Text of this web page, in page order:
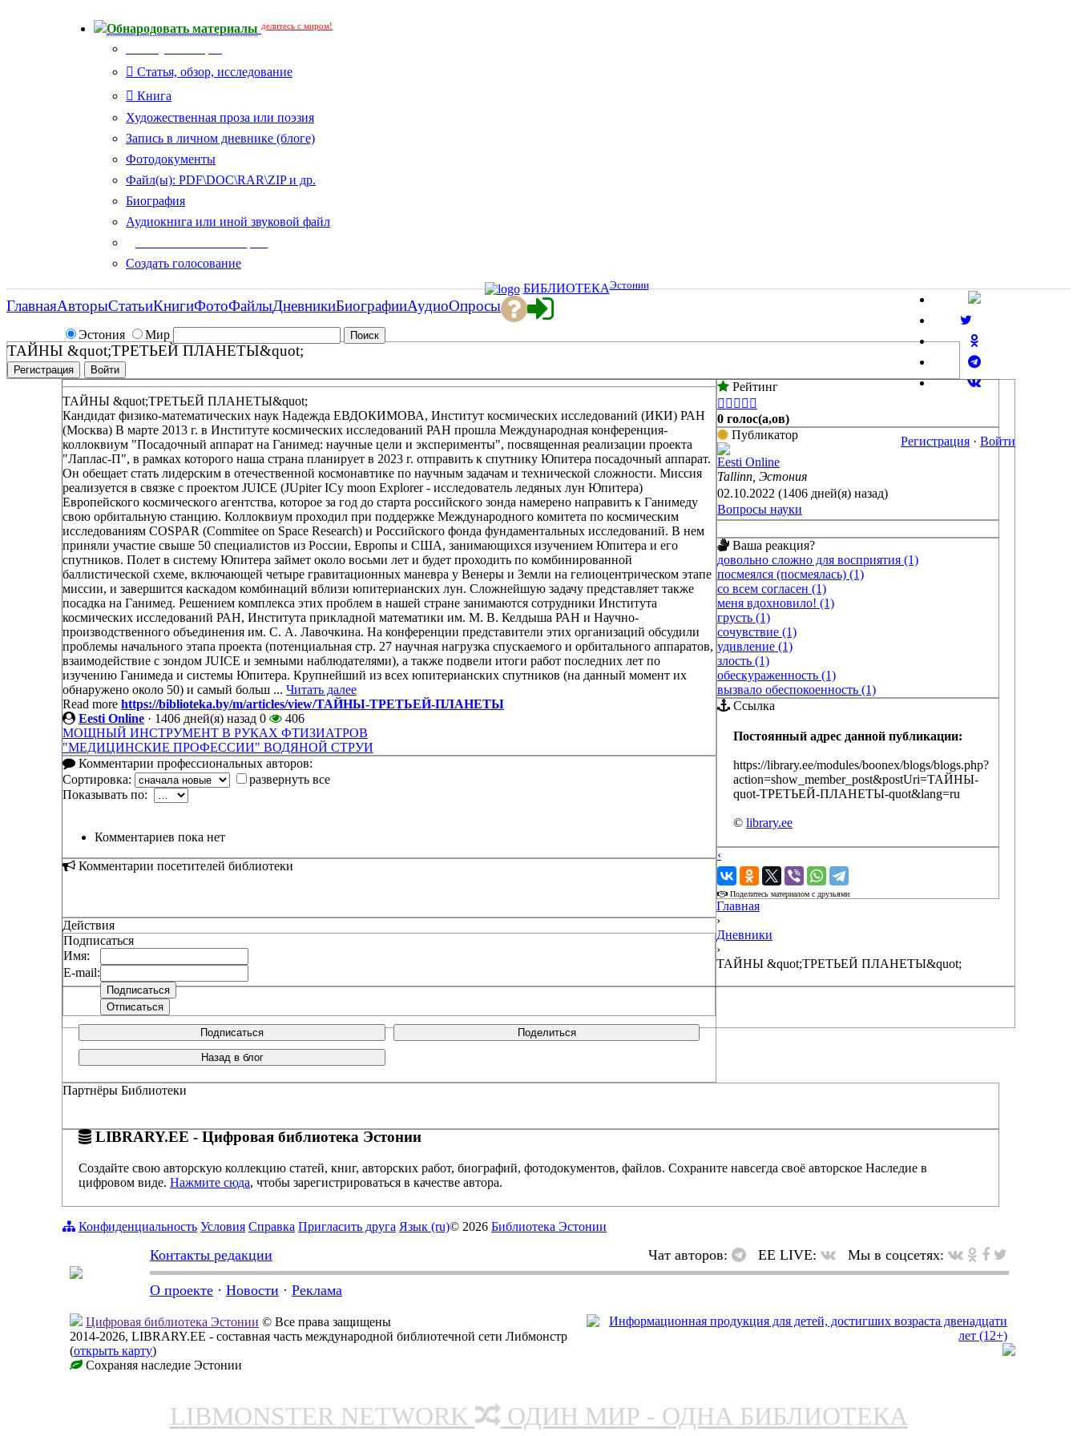
Обнародовать материалы делитесь с миром!
Статья, обзор, исследование
Книга
Художественная проза или поэзия
Запись в личном дневнике (блоге)
Фотодокументы
Файл(ы): PDF\DOC\RAR\ZIP и др.
Биография
Аудиокнига или иной звуковой файл
Создать голосование
Эстония Мир
БИБЛИОТЕКАЭстонии
Регистрация · Войти
ГлавнаяАвторыСтатьиКнигиФотоФайлыДневникиБиографииАудиоОпросы
ТАЙНЫ &quot;ТРЕТЬЕЙ ПЛАНЕТЫ&quot;
Регистрация Войти
ТАЙНЫ &quot;ТРЕТЬЕЙ ПЛАНЕТЫ&quot;
Кандидат физико-математических наук Надежда ЕВДОКИМОВА, Институт космических исследований (ИКИ) РАН
(Москва) В марте 2013 г. в Институте космических исследований РАН прошла Международная конференция-
коллоквиум "Посадочный аппарат на Ганимед: научные цели и эксперименты", посвященная реализации проекта
"Лаплас-П", в рамках которого наша страна планирует в 2023 г. отправить к спутнику Юпитера посадочный аппарат.
Он обещает стать лидерским в отечественной космонавтике по научным задачам и технической сложности. Миссия
реализуется в связке с проектом JUICE (JUpiter ICy moon Explorer - исследователь ледяных лун Юпитера)
Европейского космического агентства, которое за год до старта российского зонда намерено направить к Ганимеду
свою орбитальную станцию. Коллоквиум проходил при поддержке Международного комитета по космическим
исследованиям COSPAR (Commitee on Space Research) и Российского фонда фундаментальных исследований. В нем
приняли участие свыше 50 специалистов из России, Европы и США, занимающихся изучением Юпитера и его
спутников. Полет в систему Юпитера займет около восьми лет и будет проходить по комбинированной
баллистической схеме, включающей четыре гравитационных маневра у Венеры и Земли на гелиоцентрическом этапе
миссии, и завершится каскадом комбинаций вблизи юпитерианских лун. Сложнейшую задачу представляет также
посадка на Ганимед. Решением комплекса этих проблем в нашей стране занимаются сотрудники Института
космических исследований РАН, Института прикладной математики им. М. В. Келдыша РАН и Научно-
производственного объединения им. С. А. Лавочкина. На конференции представители этих организаций обсудили
проблемы начального этапа проекта (потенциальная стр. 27 научная нагрузка спускаемого и орбитального аппаратов,
взаимодействие с зондом JUICE и земными наблюдателями), а также подвели итоги работ последних лет по
изучению Ганимеда и системы Юпитера. Крупнейший из всех юпитерианских спутников (на данный момент их
обнаружено около 50) и самый больш ... Читать далее
Read more https://biblioteka.by/m/articles/view/ТАЙНЫ-ТРЕТЬЕЙ-ПЛАНЕТЫ
Eesti Online · 1406 дней(я) назад 0
406
МОЩНЫЙ ИНСТРУМЕНТ В РУКАХ ФТИЗИАТРОВ
"МЕДИЦИНСКИЕ ПРОФЕССИИ" ВОДЯНОЙ СТРУИ
Комментарии профессиональных авторов:
Сортировка:
развернуть все
Показывать по:
Комментариев пока нет
Комментарии посетителей библиотеки
Действия
Подписаться
Имя:
E-mail:
Подписаться Поделиться
Назад в блог
Рейтинг
    
0 голос(а,ов)
Публикатор
Eesti Online
Tallinn, Эстония
02.10.2022 (1406 дней(я) назад)
Вопросы науки
Ваша реакция?
довольно сложно для восприятия (1)
посмеялся (посмеялась) (1)
со всем согласен (1)
меня вдохновило! (1)
грусть (1)
сочувствие (1)
удивление (1)
злость (1)
обескураженность (1)
вызвало обеспокоенность (1)
Ссылка
Постоянный адрес данной публикации:
https://library.ee/modules/boonex/blogs/blogs.php?
action=show_member_post&postUri=ТАЙНЫ-
quot-ТРЕТЬЕЙ-ПЛАНЕТЫ-quot&lang=ru
© library.ee
‹
›
Поделитесь материалом с друзьями
Партнёры Библиотеки
LIBRARY.EE - Цифровая библиотека Эстонии
Создайте свою авторскую коллекцию статей, книг, авторских работ, биографий, фотодокументов, файлов. Сохраните навсегда своё авторское Наследие в
цифровом виде. Нажмите сюда, чтобы зарегистрироваться в качестве автора.
Главная
›
Дневники
›
ТАЙНЫ &quot;ТРЕТЬЕЙ ПЛАНЕТЫ&quot;
Конфиденциальность Условия Справка Пригласить друга Язык (ru)© 2026 Библиотека Эстонии
Контакты редакции Чат авторов: EE LIVE: Мы в соцсетях:
О проекте · Новости · Реклама
Цифровая библиотека Эстонии © Все права защищены
2014-2026, LIBRARY.EE - составная часть международной библиотечной сети Либмонстр
(открыть карту)
Сохраняя наследие Эстонии
LIBMONSTER NETWORK ОДИН МИР - ОДНА БИБЛИОТЕКА